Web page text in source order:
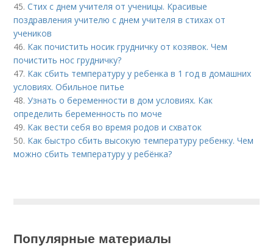
45.Стих с днем учителя от ученицы. Красивые
поздравления учителю с днем учителя в стихах от
учеников
46. Как почистить носик грудничку от козявок. Чем
почистить нос грудничку?
47. Как сбить температуру у ребенка в 1 год в домашних
условиях. Обильное питье
48.Узнать о беременности в дом условиях. Как
определить беременность по моче
49. Как вести себя во время родов и схваток
50. Как быстро сбить высокую температуру ребенку. Чем
можно сбить температуру у ребёнка?
Популярные материалы